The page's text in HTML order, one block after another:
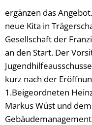
ergänzen das
neue Kita in
Gesellschaft der
an den Start. Der
kurz nach der
1.Beigeordneten
Markus Wüst und